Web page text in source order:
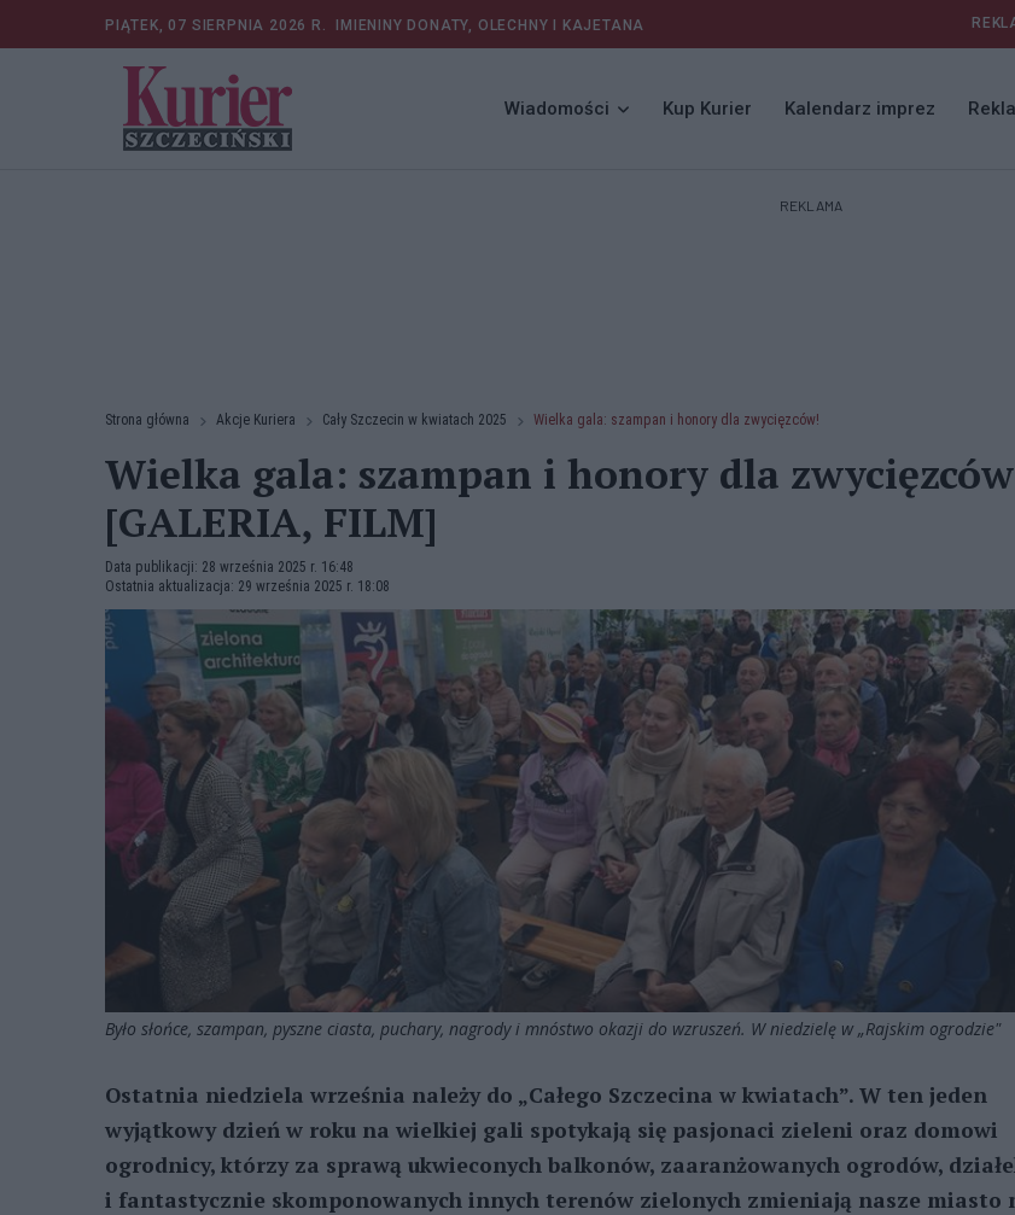
PIĄTEK, 07 SIERPNIA 2026 R. IMIENINY DONATY, OLECHNY I KAJETANA
Wiadomości Kup Kurier Kalendarz imprez
REKLAMA
Strona główna Akcje Kuriera Cały Szczecin w kwiatach 2025 Wielka gala: szampan i honory dla zwycięzców!
Wielka gala: szampan i honory dla
[GALERIA, FILM]
Data publikacji: 28 września 2025 r. 16:48
Ostatnia aktualizacja: 29 września 2025 r. 18:08
Było słońce, szampan, pyszne ciasta, puchary, nagrody i mnóstwo okazji do wzruszeń. W niedzielę w „Rajskim ogrodzie"
Ostatnia niedziela września należy do „Całego Szczecina w kwiatach”. W ten jeden
wyjątkowy dzień w roku na wielkiej gali spotykają się pasjonaci zieleni oraz domowi
ogrodnicy, którzy za sprawą ukwieconych balkonów, zaaranżowanych ogrodów,
i fantastycznie skomponowanych innych terenów zielonych zmieniają nasze miasto